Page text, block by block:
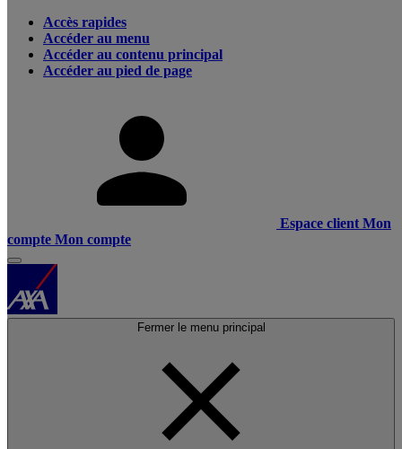
Accès rapides
Accéder au menu
Accéder au contenu principal
Accéder au pied de page
Espace client Mon
compte Mon compte
Fermer le menu principal